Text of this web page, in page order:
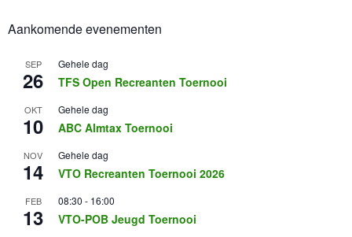
Aankomende evenementen
SEP
26
Gehele dag
TFS Open Recreanten Toernooi
OKT
10
Gehele dag
ABC Almtax Toernooi
NOV
14
Gehele dag
VTO Recreanten Toernooi 2026
FEB
13
08:30 - 16:00
VTO-POB Jeugd Toernooi